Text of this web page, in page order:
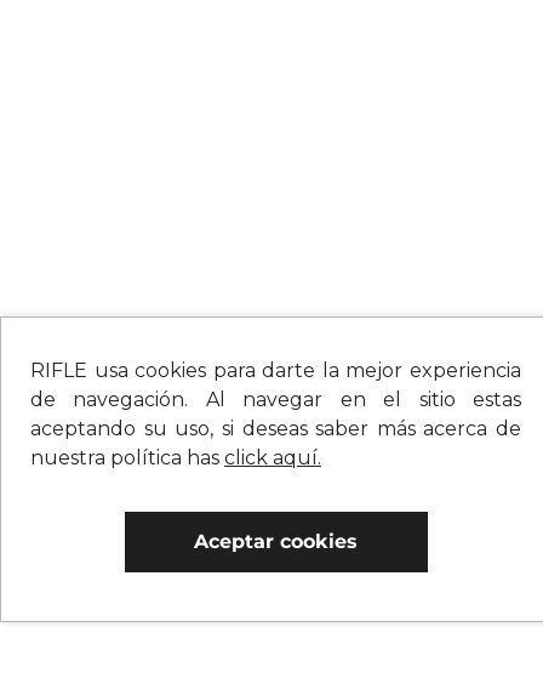
RIFLE usa cookies para darte la mejor experiencia
de navegación. Al navegar en el sitio estas
aceptando su uso, si deseas saber más acerca de
nuestra política has click aquí.
Aceptar cookies